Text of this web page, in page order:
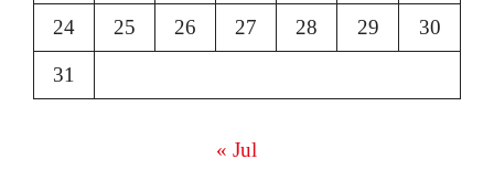
24 25 26 27 28 29 30
31
« Jul